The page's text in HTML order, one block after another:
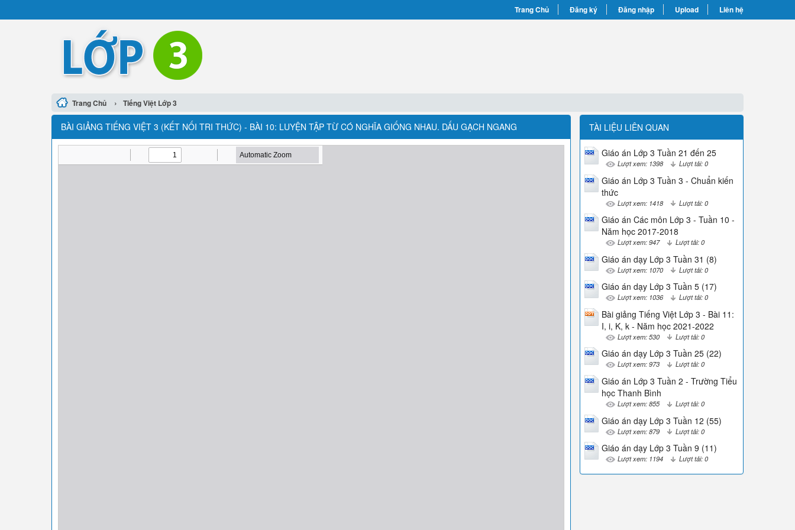
Trang Chủ Đăng ký Đăng nhập Upload Liên hệ
Trang Chủ › Tiếng Việt Lớp 3
BÀI GIẢNG TIẾNG VIỆT 3 (KẾT NỐI TRI THỨC) - BÀI 10: LUYỆN TẬP TỪ CÓ NGHĨA GIỐNG NHAU. DẤU GẠCH NGANG TÀI LIỆU LIÊN QUAN
Giáo án Lớp 3 Tuần 21 đến 25
Lượt xem: 1398 Lượt tải: 0
Giáo án Lớp 3 Tuần 3 - Chuẩn kiến
thức
Lượt xem: 1418 Lượt tải: 0
Giáo án Các môn Lớp 3 - Tuần 10 -
Năm học 2017-2018
Lượt xem: 947 Lượt tải: 0
Giáo án dạy Lớp 3 Tuần 31 (8)
Lượt xem: 1070 Lượt tải: 0
Giáo án dạy Lớp 3 Tuần 5 (17)
Lượt xem: 1036 Lượt tải: 0
Bài giảng Tiếng Việt Lớp 3 - Bài 11:
I, i, K, k - Năm học 2021-2022
Lượt xem: 530 Lượt tải: 0
Giáo án dạy Lớp 3 Tuần 25 (22)
Lượt xem: 973 Lượt tải: 0
Giáo án Lớp 3 Tuần 2 - Trường Tiểu
học Thanh Bình
Lượt xem: 855 Lượt tải: 0
Giáo án dạy Lớp 3 Tuần 12 (55)
Lượt xem: 879 Lượt tải: 0
Giáo án dạy Lớp 3 Tuần 9 (11)
Lượt xem: 1194 Lượt tải: 0